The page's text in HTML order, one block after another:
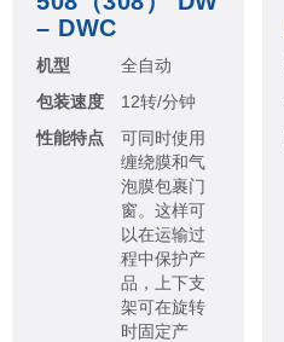
– DWC
机型
全自动
包装速度
12转/分钟
性能特点
可同时使用
缠绕膜和气
泡膜包裹门
窗。这样可
以在运输过
程中保护产
品，上下支
架可在旋转
时固定产